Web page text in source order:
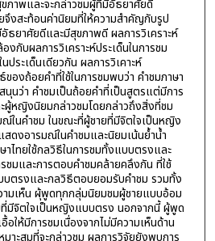
ภาพและจะกล่าวชมผู้ที่มีอัธยาศัยดี
จึงสะท้อนค่านิยมที่ให้ความสำคัญกับรูป
ธยาศัยดีและมีสุขภาพดี ผลการวิเคราะห์
งกับผลการวิเคราะห์ประเด็นในการชม
ประเด็นเดียวกัน ผลการวิเคาะห์
องถ้อยคำที่ใช้ในการชมพบว่า คำชมภาษา
นว่า คำชมเป็นถ้อยคำที่เป็นสูตรแต่มีการ
ผู้หญิงนิยมกล่าวชมโดยกล่าวถึงสิ่งที่ชม
ในคำชม ในขณะที่ผู้ชายที่มีจิตใจเป็นหญิง
สดงอารมณ์ในคำชมและนิยมเน้นย้ำน้ำ
าไทยใช้กลวิธีในการชมทั้งแบบตรงและ
ชมและการตอบคำชมคล้ายคลึงกัน ที่ใช้
ตรงและกลวิธีตอบยอมรับคำชม รวมทั้ง
ามเห็น ผุ้พูดทุกกลุ่มนิยมชมผู้ชายแบบอ้อม
มีจิตใจเป็นหญิงแบบตรง นอกจากนี้ ผู้พูด
อให้มีการชมเนื่องจากไม่มีความเห็นด้าน
าะสมที่จะกล่าวชม ผลการวิจัยยังพบการ